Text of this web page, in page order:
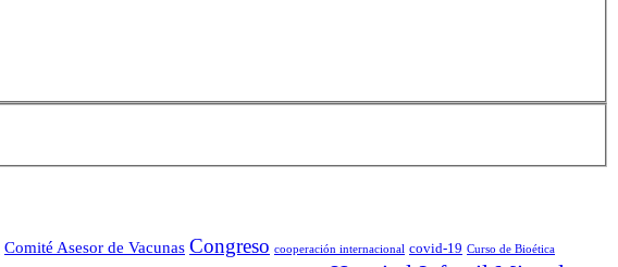
Comité Asesor de Vacunas Congreso cooperación internacional covid-19 Curso de Bioética